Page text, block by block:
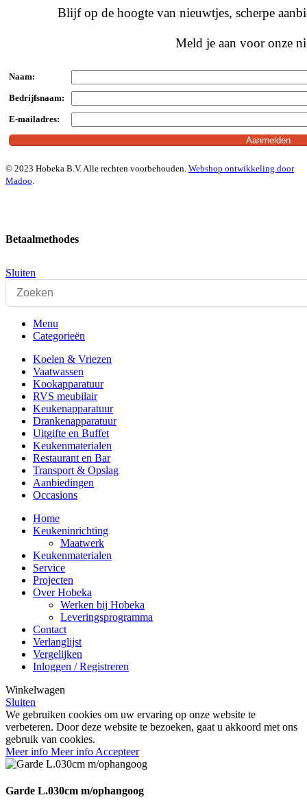
Blijf op de hoogte van nieuwtjes, scherpe
Meld je aan voor onze
Naam:
Bedrijfsnaam:
E-mailadres:
© 2023 Hobeka B.V. Alle rechten voorbehouden. Webshop ontwikkeling door
Madoo.
Betaalmethodes
Sluiten
Menu
Categorieën
Koelen & Vriezen
Vaatwassen
Kookapparatuur
RVS meubilair
Keukenapparatuur
Drankenapparatuur
Uitgifte en Buffet
Keukenmaterialen
Restaurant en Bar
Transport & Opslag
Aanbiedingen
Occasions
Home
Keukeninrichting
Maatwerk
Keukenmaterialen
Service
Projecten
Over Hobeka
Werken bij Hobeka
Leveringsprogramma
Contact
Verlanglijst
Vergelijken
Inloggen / Registreren
Winkelwagen
Sluiten
We gebruiken cookies om uw ervaring op onze website te
verbeteren. Door deze website te bezoeken, gaat u akkoord met ons
gebruik van cookies.
Meer info Meer info Accepteer
Garde L.030cm m/ophangoog